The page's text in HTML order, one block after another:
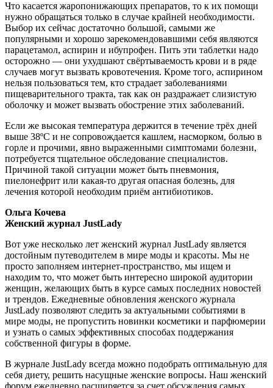
Что касается жаропонижающих препаратов, то к их помощи
нужно обращаться только в случае крайней необходимости.
Выбор их сейчас достаточно большой, самыми же
популярными и хорошо зарекомендовавшими себя являются
парацетамол, аспирин и ибупрофен. Пить эти таблетки надо
осторожно — они ухудшают свёртываемость крови и в ряде
случаев могут вызвать кровотечения. Кроме того, аспирином
нельзя пользоваться тем, кто страдает заболеваниями
пищеварительного тракта, так как он раздражает слизистую
оболочку и может вызвать обострение этих заболеваний.
Если же высокая температура держится в течение трёх дней
выше 38ºС и не сопровождается кашлем, насморком, болью в
горле и прочими, явно выраженными симптомами болезни,
потребуется тщательное обследование специалистов.
Причиной такой ситуации может быть пневмония,
пиелонефрит или какая-то другая опасная болезнь, для
лечения которой необходим приём антибиотиков.
Ольга Кочева
Женский журнал JustLady
Вот уже несколько лет женский журнал JustLady является
достойным путеводителем в мире моды и красоты. Мы не
просто заполняем интернет-пространство, мы ищем и
находим то, что может быть интересно широкой аудитории
женщин, желающих быть в курсе самых последних новостей
и трендов. Ежедневные обновления женского журнала
JustLady позволяют следить за актуальными событиями в
мире моды, не пропустить новинки косметики и парфюмерии
и узнать о самых эффективных способах поддержания
собственной фигуры в форме.
В журнале JustLady всегда можно подобрать оптимальную для
себя диету, решить насущные женские вопросы. Наш женский